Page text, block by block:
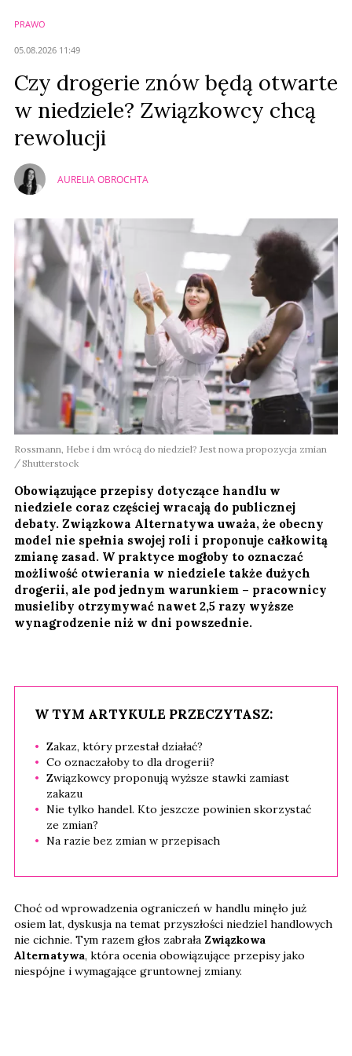
PRAWO
05.08.2026 11:49
Czy drogerie znów będą otwarte
w niedziele? Związkowcy chcą
rewolucji
AURELIA OBROCHTA
Rossmann, Hebe i dm wrócą do niedziel? Jest nowa propozycja zmian
Shutterstock
Obowiązujące przepisy dotyczące handlu w
niedziele coraz częściej wracają do publicznej
debaty. Związkowa Alternatywa uważa, że obecny
model nie spełnia swojej roli i proponuje całkowitą
zmianę zasad. W praktyce mogłoby to oznaczać
możliwość otwierania w niedziele także dużych
drogerii, ale pod jednym warunkiem – pracownicy
musieliby otrzymywać nawet 2,5 razy wyższe
wynagrodzenie niż w dni powszednie.
W TYM ARTYKULE PRZECZYTASZ:
Zakaz, który przestał działać?
Co oznaczałoby to dla drogerii?
Związkowcy proponują wyższe stawki zamiast
zakazu
Nie tylko handel. Kto jeszcze powinien skorzystać
ze zmian?
Na razie bez zmian w przepisach
Choć od wprowadzenia ograniczeń w handlu minęło już
osiem lat, dyskusja na temat przyszłości niedziel handlowych
nie cichnie. Tym razem głos zabrała Związkowa
Alternatywa, która ocenia obowiązujące przepisy jako
niespójne i wymagające gruntownej zmiany.